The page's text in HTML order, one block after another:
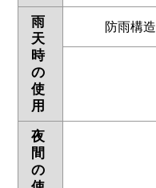
雨
天
時
の
使
用
防雨構造
夜
間
の